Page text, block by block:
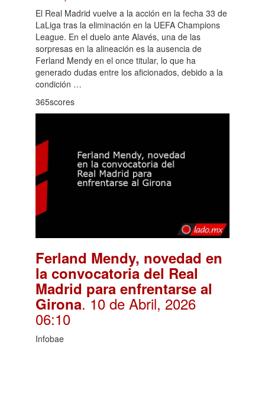
El Real Madrid vuelve a la acción en la fecha 33 de
LaLiga tras la eliminación en la UEFA Champions
League. En el duelo ante Alavés, una de las
sorpresas en la alineación es la ausencia de
Ferland Mendy en el once titular, lo que ha
generado dudas entre los aficionados, debido a la
condición …
365scores
Ferland Mendy, novedad en
la convocatoria del Real
Madrid para enfrentarse al
Girona. 10 de Abril, 2026
06:10
Infobae